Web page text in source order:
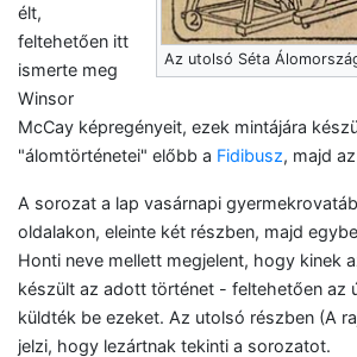
Az utolsó Séta
élt,
feltehetően itt
ismerte meg
Winsor
McCay képregényeit, ezek mintájára
"álomtörténetei" előbb a Fidibusz, majd
A sorozat a lap vasárnapi
oldalakon, eleinte két részben, majd
Honti neve mellett megjelent, hogy kinek
készült az adott történet - feltehetően az
küldték be ezeket. Az utolsó részben (A
jelzi, hogy lezártnak tekinti a sorozatot.